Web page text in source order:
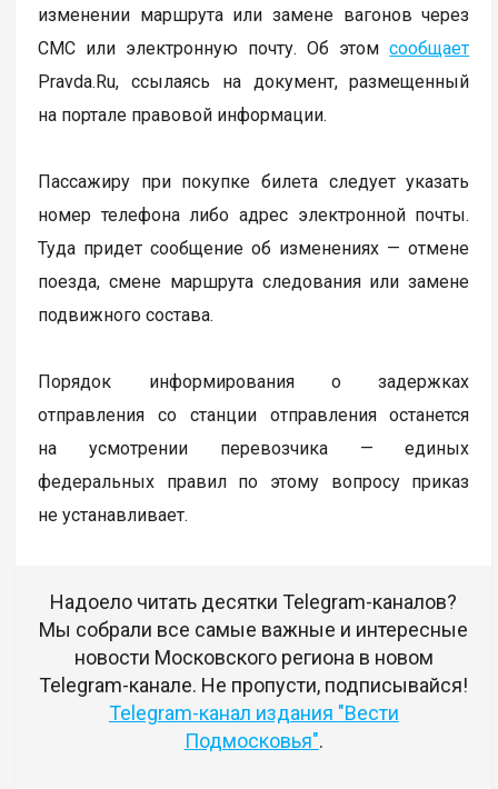
изменении маршрута или замене вагонов через
СМС или электронную почту. Об этомсообщает
Pravda.Ru, ссылаясь на документ, размещенный
на портале правовой информации.
Пассажиру при покупке билета следует указать
номер телефона либо адрес электронной почты.
Туда придет сообщение об изменениях — отмене
поезда, смене маршрута следования или замене
подвижного состава.
Порядок информирования о задержках
отправления со станции отправления останется
на усмотрении перевозчика — единых
федеральных правил по этому вопросу приказ
не устанавливает.
Надоело читать десятки Telegram-каналов?
Мы собрали все самые важные и интересные
новости Московского региона в новом
Telegram-канале. Не пропусти, подписывайся!
Telegram-канал издания "Вести
Подмосковья".